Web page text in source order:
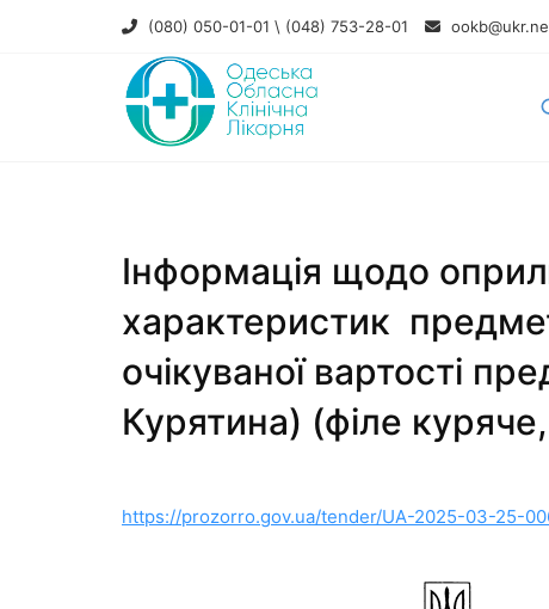
(080) 050-01-01 \ (048) 753-28-01
Інформація щодо
характеристик
очікуваної вартості
Курятина) (філе
https://prozorro.gov.ua/tender/UA-2025-03-25-